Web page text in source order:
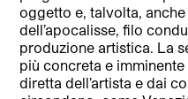
oggetto e, talvolta,
dell’apocalisse, filo
produzione artistica. La
più concreta e imminente
diretta dell’artista e dai